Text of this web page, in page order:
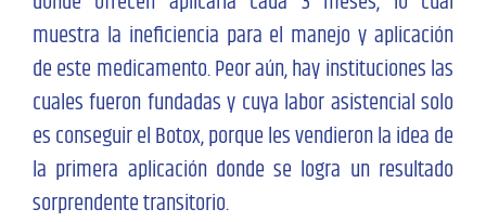
muestra la ineficiencia para el manejo y aplicación
de este medicamento. Peor aún, hay instituciones las
cuales fueron fundadas y cuya labor asistencial solo
es conseguir el Botox, porque les vendieron la idea de
la primera aplicación donde se logra un resultado
sorprendente transitorio.